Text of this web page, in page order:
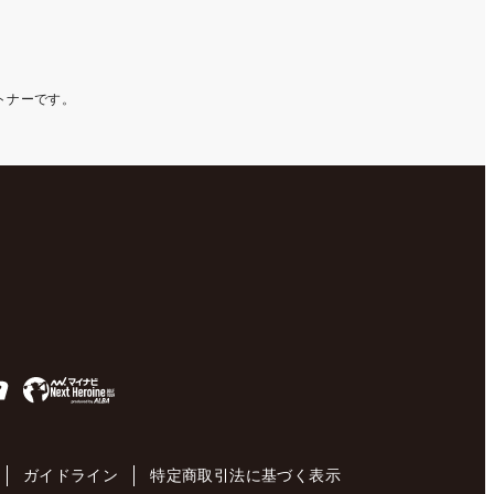
ーです。
ガイドライン 特定商取引法に基づく表示